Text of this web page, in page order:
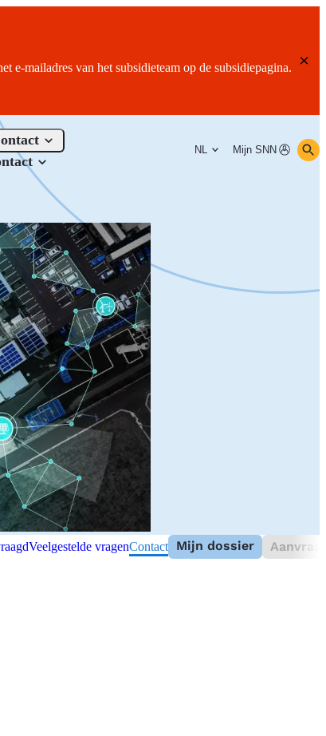
e-mailadres van het subsidieteam op de subsidiepagina.
NL Mijn SNN
Veelgestelde vragenContact Mijn dossier